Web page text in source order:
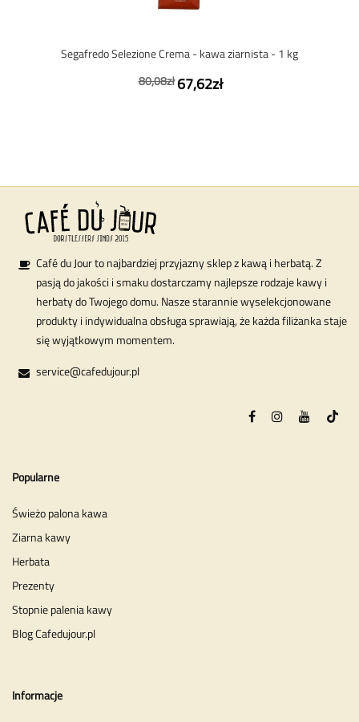
Segafredo Selezione Crema - kawa ziarnista - 1 kg
80,08zł 67,62zł
Café du Jour to najbardziej przyjazny sklep z kawą i herbatą. Z
pasją do jakości i smaku dostarczamy najlepsze rodzaje kawy i
herbaty do Twojego domu. Nasze starannie wyselekcjonowane
produkty i indywidualna obsługa sprawiają, że każda filiżanka staje
się wyjątkowym momentem.
service@cafedujour.pl
Popularne
Świeżo palona kawa
Ziarna kawy
Herbata
Prezenty
Stopnie palenia kawy
Blog Cafedujour.pl
Informacje